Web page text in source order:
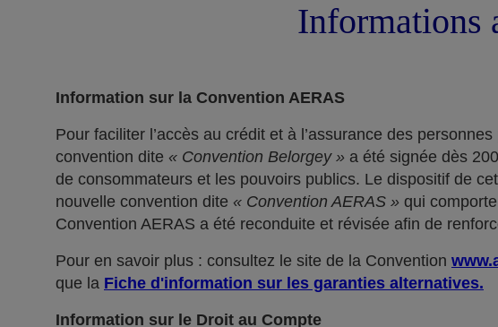
Informations
Information sur la Convention AERAS
Pour faciliter l’accès au crédit et à l’assurance des
convention dite « Convention Belorgey » a été signée dès
de consommateurs et les pouvoirs publics. Le dispositif de
nouvelle convention dite « Convention AERAS » qui
Convention AERAS a été reconduite et révisée afin de
Pour en savoir plus : consultez le site de la Convention
que la Fiche d'information sur les garanties alternatives.
Information sur le Droit au Compte